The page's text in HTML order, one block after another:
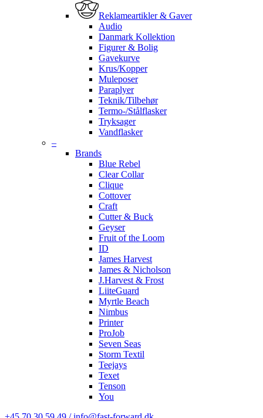
Reklameartikler & Gaver
Audio
Danmark Kollektion
Figurer & Bolig
Gavekurve
Krus/Kopper
Muleposer
Paraplyer
Teknik/Tilbehør
Termo-/Stålflasker
Tryksager
Vandflasker
–
Brands
Blue Rebel
Clear Collar
Clique
Cottover
Craft
Cutter & Buck
Geyser
Fruit of the Loom
ID
James Harvest
James & Nicholson
J.Harvest & Frost
LiiteGuard
Myrtle Beach
Nimbus
Printer
ProJob
Seven Seas
Storm Textil
Teejays
Texet
Tenson
You